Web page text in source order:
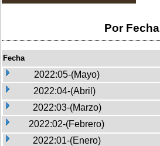
Por Fecha
Fecha
2022:05-(Mayo)
2022:04-(Abril)
2022:03-(Marzo)
2022:02-(Febrero)
2022:01-(Enero)